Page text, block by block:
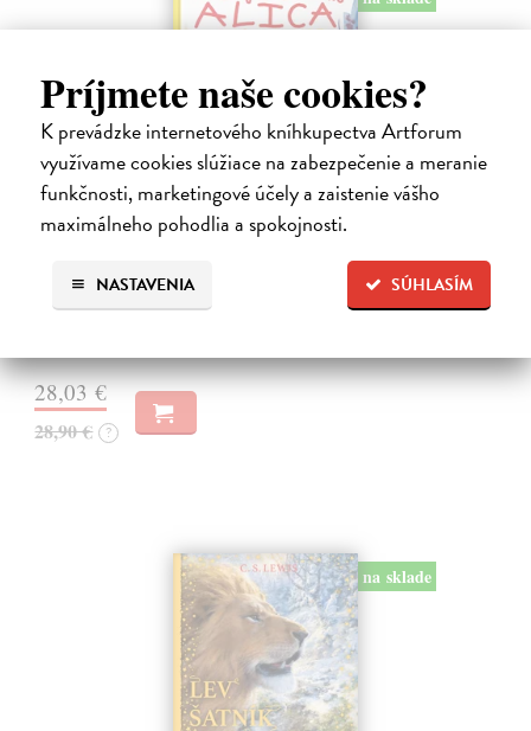
Príjmete naše cookies?
K prevádzke internetového kníhkupectva Artforum
využívame cookies slúžiace na zabezpečenie a meranie
funkčnosti, marketingové účely a zaistenie vášho
maximálneho pohodlia a spokojnosti.
SÚHLASÍM
NASTAVENIA
Alica a hmyz
Alica je zvedavá mačka, ktorá býva so zvedavým Andrejom. Obaja sú
fascinovaní ríšou hmyzu.
28,03 €
28,90 € ?
na sklade